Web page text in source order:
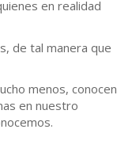
en realidad
de tal manera que
menos, conocen
en nuestro